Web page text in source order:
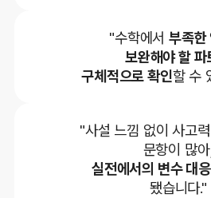
"수학에서부족한
보완해야 할 파
구체적으로 확인할 수
"사설 느낌 없이 사고
문항이 많아,
실전에서의 변수 대응
됐습니다."